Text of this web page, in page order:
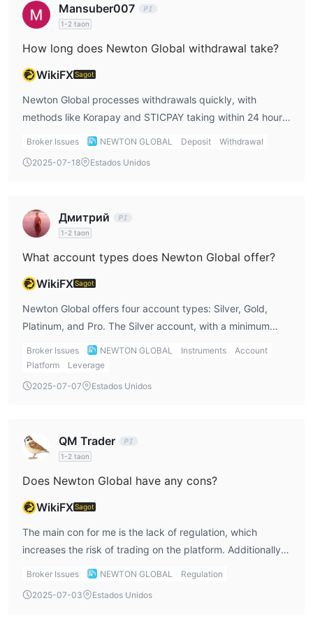
Mansuber007
1-2 taon
How long does Newton Global withdrawal take?
WikiFXSagot
Newton Global processes withdrawals quickly, with
methods like Korapay and STICPAY taking within 24 hours.
Other methods, such as B2B in PAY, are processed within
me, as I value having access to my funds as quickly as
Broker Issues NEWTON GLOBAL Deposit
Withdrawal
2025-07-18
Estados Unidos
Дмитрий
1-2 taon
What account types does Newton Global offer?
WikiFXSagot
Newton Global offers four account types: Silver, Gold,
Platinum, and Pro. The Silver account, with a minimum
deposit of just $20, is ideal for beginners like me, while the
Pro account requires a $50 deposit and provides better
spreads. I appreciate having a range of account types to
Broker Issues NEWTON GLOBAL Instruments
Account
Platform
Leverage
2025-07-07
Estados Unidos
QM Trader
1-2 taon
Does Newton Global have any cons?
WikiFXSagot
The main con for me is the lack of regulation, which
increases the risk of trading on the platform. Additionally,
the absence of MT4 could be a dealbreaker for traders
prevent users from certain countries, such as the USA and
Broker Issues NEWTON GLOBAL
Regulation
2025-07-03
Estados Unidos